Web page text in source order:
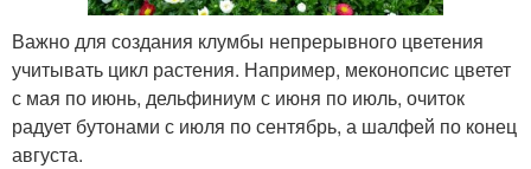
Важно для создания клумбы непрерывного цветения
учитывать цикл растения. Например, меконопсис цветет
с мая по июнь, дельфиниум с июня по июль, очиток
радует бутонами с июля по сентябрь, а шалфей по конец
августа.